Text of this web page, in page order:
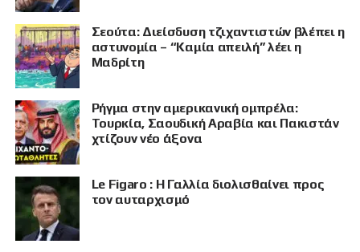
Σεούτα: Διείσδυση τζιχαντιστών βλέπει η
αστυνομία – “Καμία απειλή” λέει η
Μαδρίτη
Ρήγμα στην αμερικανική ομπρέλα:
Τουρκία, Σαουδική Αραβία και Πακιστάν
χτίζουν νέο άξονα
Le Figaro : Η Γαλλία διολισθαίνει προς
τον αυταρχισμό